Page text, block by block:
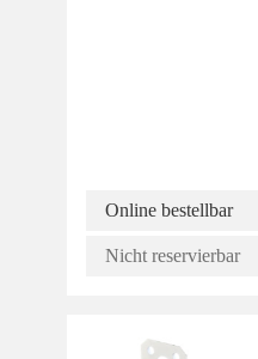
Online bestellbar
Nicht reservierbar